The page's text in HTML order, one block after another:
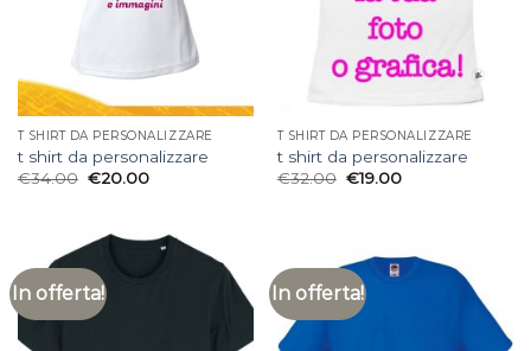
T SHIRT DA PERSONALIZZARE
t shirt da personalizzare
€34.00 €20.00
T SHIRT DA PERSONALIZZARE
t shirt da personalizzare
€32.00 €19.00
In offerta! In offerta!